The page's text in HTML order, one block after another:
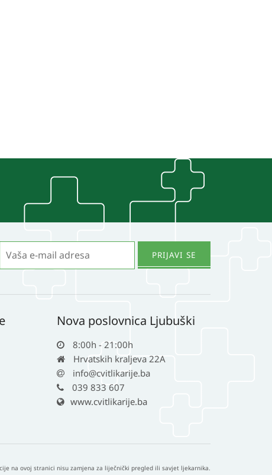
Nova poslovnica Ljubuški
8:00h - 21:00h
Hrvatskih kraljeva 22A
info@cvitlikarije.ba
039 833 607
www.cvitlikarije.ba
na ovoj stranici nisu zamjena za liječnički pregled ili savjet ljekarnika.